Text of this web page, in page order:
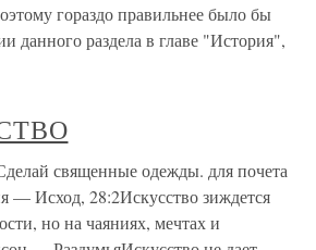
гораздо правильнее было бы
данного раздела в главе "История",
священные одежды. для почета
— Исход, 28:2Искусство зиждется
но на чаяниях, мечтах и